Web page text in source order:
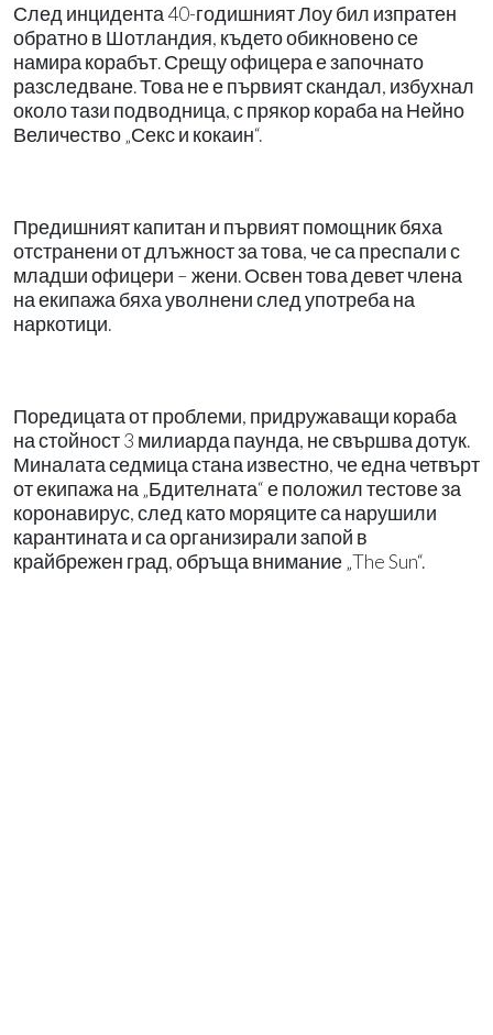
След инцидента 40-годишният Лоу бил изпратен
обратно в Шотландия, където обикновено се
намира корабът. Срещу офицера е започнато
разследване. Това не е първият скандал, избухнал
около тази подводница, с прякор кораба на Нейно
Величество „Секс и кокаин“.
Предишният капитан и първият помощник бяха
отстранени от длъжност за това, че са преспали с
младши офицери – жени. Освен това девет члена
на екипажа бяха уволнени след употреба на
наркотици.
Поредицата от проблеми, придружаващи кораба
на стойност 3 милиарда паунда, не свършва дотук.
Миналата седмица стана известно, че една четвърт
от екипажа на „Бдителната“ е положил тестове за
коронавирус, след като моряците са нарушили
карантината и са организирали запой в
крайбрежен град, обръща внимание „The Sun“.